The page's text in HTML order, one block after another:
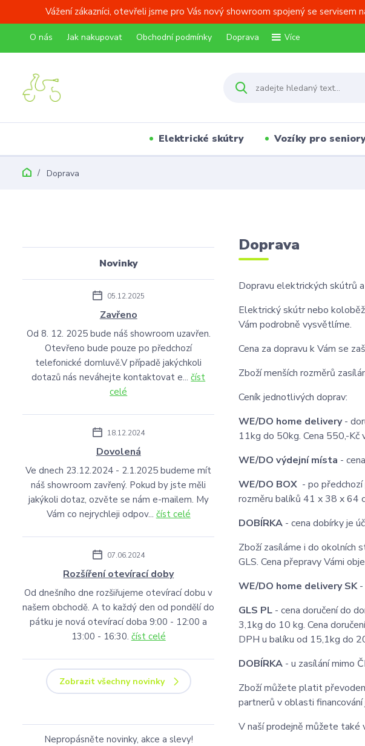
Vážení zákazníci, otevřeli jsme pro Vás nový showroom spojený se servisem
O nás Jak nakupovat Obchodní podmínky Doprava Více
Elektrické skútry Vozíky pro
Doprava
Novinky
05.12.2025
Zavřeno
Od 8. 12. 2025 bude náš showroom uzavřen.
Otevřeno bude pouze po předchozí
telefonické domluvě.V případě jakýchkoli
dotazů nás neváhejte kontaktovat e...číst
celé
18.12.2024
Dovolená
Ve dnech 23.12.2024 - 2.1.2025 budeme mít
náš showroom zavřený. Pokud by jste měli
jakýkoli dotaz, ozvěte se nám e-mailem. My
Vám co nejrychleji odpov... číst celé
07.06.2024
Rozšíření otevírací doby
Od dnešního dne rozšiřujeme otevírací dobu v
našem obchodě. A to každý den od pondělí do
pátku je nová otevírací doba 9:00 - 12:00 a
13:00 - 16:30. číst celé
Zobrazit všechny novinky
Nepropásněte novinky, akce a slevy!
Doprava
Dopravu elektrických skútrů
Elektrický skútr nebo
Vám podrobně vysvětlíme.
Cena za dopravu k Vám se
Zboží menších rozměrů
Ceník jednotlivých doprav:
WE/DO home delivery-
11kg do 50kg. Cena 550,-
WE/DO výdejní místa -
WE/DO BOX - po
rozměru balíků 41 x 38 x 64
DOBÍRKA - cena dobírky je
Zboží zasíláme i do okolních
GLS. Cena přepravy Vámi
WE/DO home delivery SK
GLS PL - cena doručení do
3,1kg do 10 kg. Cena
DPH u balíku od 15,1kg do
DOBÍRKA - u zasílání mimo
Zboží můžete platit
partnerů v oblasti
V naší prodejně můžete také